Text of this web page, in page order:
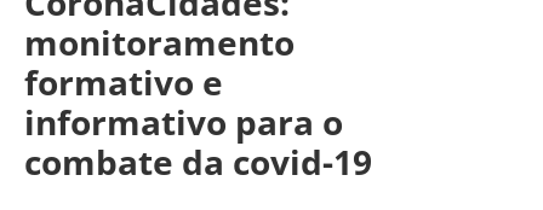
monitoramento
formativo e
informativo para o
combate da covid-19